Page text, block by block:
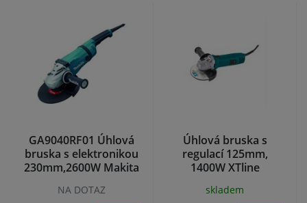
GA9040RF01 Úhlová
bruska s elektronikou
230mm,2600W Makita
NA DOTAZ
Úhlová bruska s
regulací 125mm,
1400W XTline
skladem